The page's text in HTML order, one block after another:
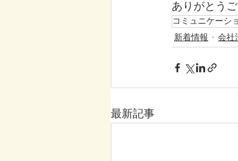
ありがとう
コミュニケーシ
新着情報
会社
最新記事